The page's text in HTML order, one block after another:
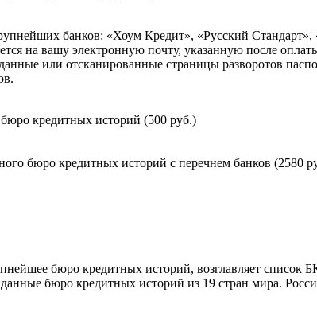
банков: «Хоум Кредит», «Русский Стандарт»,
на вашу электронную почту, указанную после
или отсканированные страницы разворотов
кредитных историй (500 руб.)
бюро кредитных историй с перечнем банков (2580
бюро кредитных историй, возглавляет
бюро кредитных историй из 19 стран мира.